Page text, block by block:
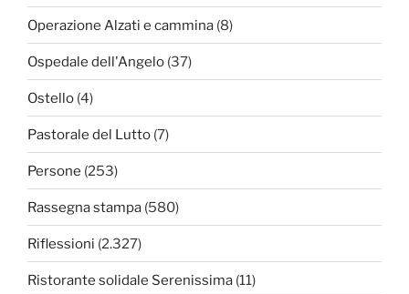
Operazione Alzati e cammina (8)
Ospedale dell'Angelo (37)
Ostello (4)
Pastorale del Lutto (7)
Persone (253)
Rassegna stampa (580)
Riflessioni (2.327)
Ristorante solidale Serenissima (11)